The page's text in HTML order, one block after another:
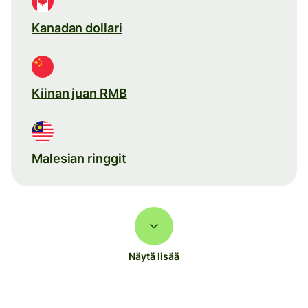
Kanadan dollari
Kiinan juan RMB
Malesian ringgit
Näytä lisää